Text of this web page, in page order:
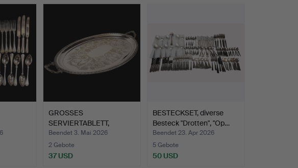
GROSSES
SERVIERTABLETT,
Neusilber, GAB Sto…
Beendet 3. Mai 2026
2 Gebote
37 USD
BESTECKSET, diverse
Besteck "Drotten", "Op…
Beendet 23. Apr 2026
5 Gebote
50 USD